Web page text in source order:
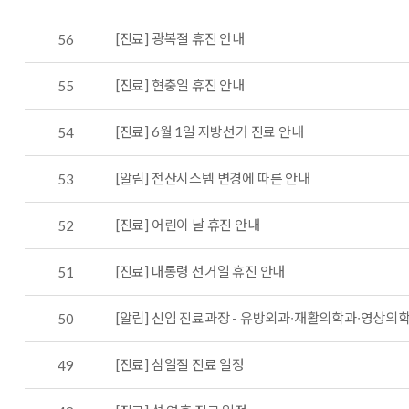
56 [진료] 광복절 휴진 안내
55 [진료] 현충일 휴진 안내
54 [진료] 6월 1일 지방선거 진료 안내
53 [알림] 전산시스템 변경에 따른 안내
52 [진료] 어린이 날 휴진 안내
51 [진료] 대통령 선거일 휴진 안내
50 [알림] 신임 진료과장 - 유방외과∙재활의학과∙영상의
49 [진료] 삼일절 진료 일정